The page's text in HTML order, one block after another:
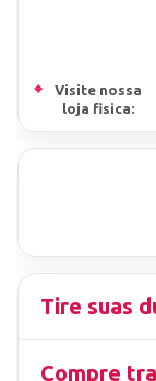
⌖
Visite nossa
loja fisica:
Tire suas
Compre